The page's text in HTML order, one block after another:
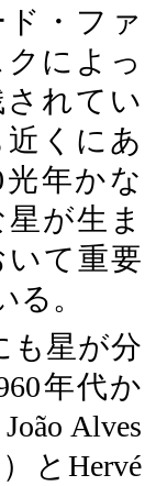
・ファ
によっ
れてい
くにあ
年かな
が生ま
て重要
。
も星が分
年代か
Alves
とHervé